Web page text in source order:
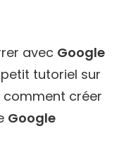
avec Google
tutoriel sur
comment créer
Google